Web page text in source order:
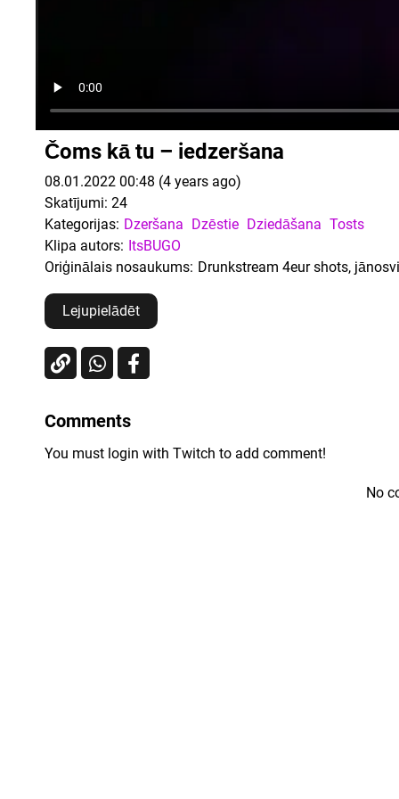
Čoms kā tu – iedzeršana
08.01.2022 00:48 (4 years ago)
Skatījumi: 24
Kategorijas: Dzeršana Dzēstie Dziedāšana Tosts
Klipa autors: ItsBUGO
Oriģinālais nosaukums: Drunkstream 4eur shots,
Lejupielādēt
Comments
You must login with Twitch to add comment!
No